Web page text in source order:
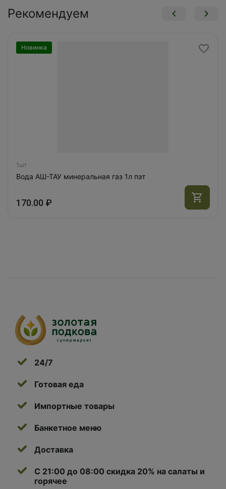
Рекомендуем
Новинка
1шт
Вода АШ-ТАУ минеральная газ 1л пэт
170.00 ₽
24/7
Готовая еда
Импортные товары
Банкетное меню
Доставка
С 21:00 до 08:00 скидка 20% на салаты и
горячее